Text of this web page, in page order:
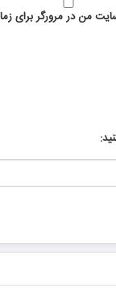
من در مرورگر برای